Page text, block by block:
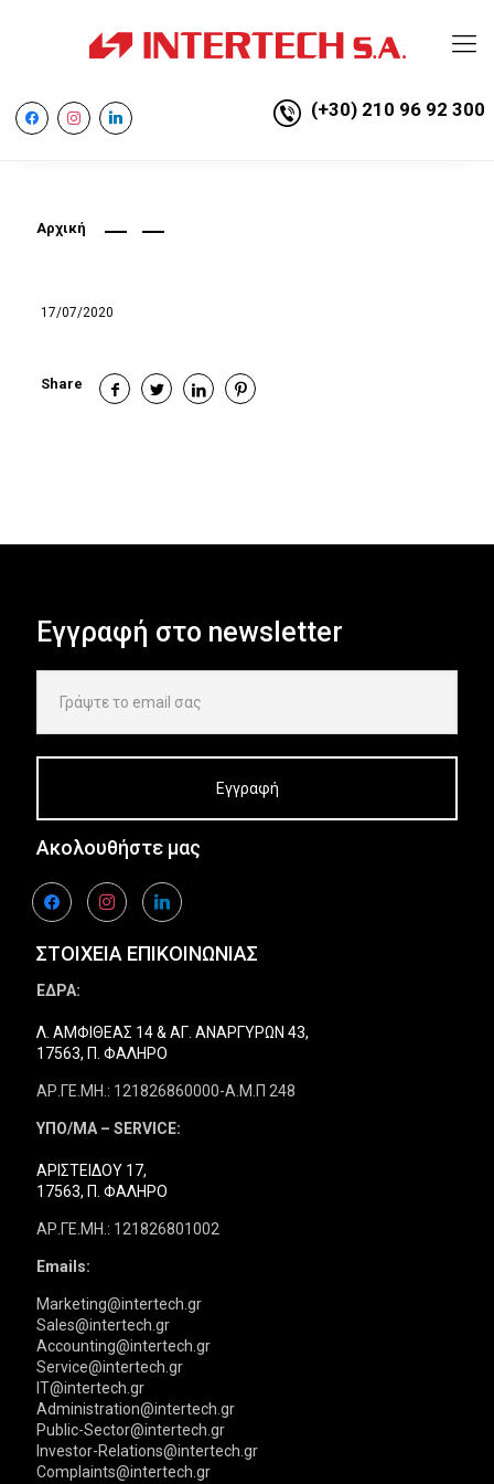
facebookinstagramlinkedin (+30) 210 96 92 300
Αρχική
17/07/2020
Share
Εγγραφή στο newsletter
Ακολουθήστε μας
facebookinstagramlinkedin
ΣΤΟΙΧΕΙΑ ΕΠΙΚΟΙΝΩΝΙΑΣ
ΕΔΡΑ:
Λ. ΑΜΦΙΘΕΑΣ 14 & ΑΓ. ΑΝΑΡΓΥΡΩΝ 43,
17563, Π. ΦΑΛΗΡΟ
ΑΡ.ΓΕ.ΜΗ.: 121826860000-Α.Μ.Π 248
ΥΠΟ/ΜΑ – SERVICE:
ΑΡΙΣΤΕΙΔΟΥ 17,
17563, Π. ΦΑΛΗΡΟ
ΑΡ.ΓΕ.ΜΗ.: 121826801002
Emails:
Marketing@intertech.gr
Sales@intertech.gr
Accounting@intertech.gr
Service@intertech.gr
IT@intertech.gr
Administration@intertech.gr
Public-Sector@intertech.gr
Investor-Relations@intertech.gr
Complaints@intertech.gr